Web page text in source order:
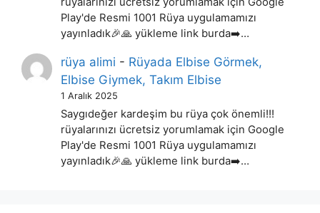
Play'de Resmi 1001 Rüya uygulamamızı
yayınladık🎉🙏 yükleme link burda➡️…
rüya alimi - Rüyada Elbise Görmek,
Elbise Giymek, Takım Elbise
1 Aralık 2025
Saygıdeğer kardeşim bu rüya çok önemli!!!
rüyalarınızı ücretsiz yorumlamak için Google
Play'de Resmi 1001 Rüya uygulamamızı
yayınladık🎉🙏 yükleme link burda➡️…